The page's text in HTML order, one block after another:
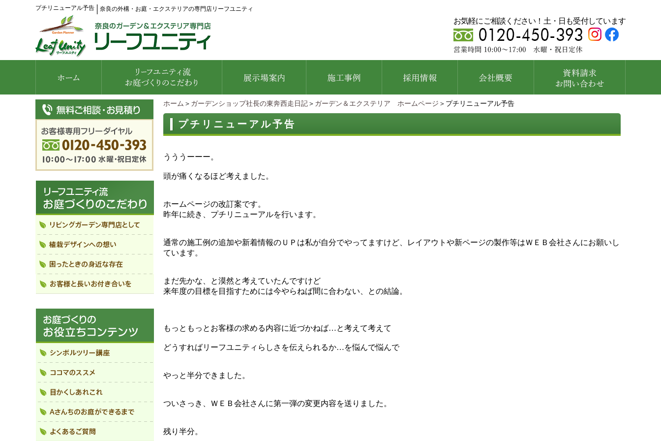
プチリニューアル予告 奈良の外構・お庭・エクステリアの専門店リーフユニティ
お気軽にご相談ください！土・日も受付しています
ホーム ＞ ガーデンショップ社長の東奔西走日記 ＞ ガーデン＆エクステリア ホームページ ＞プチリニューアル予告
プチリニューアル予告
うううーーー。
頭が痛くなるほど考えました。
ホームページの改訂案です。
昨年に続き、プチリニューアルを行います。
通常の施工例の追加や新着情報のＵＰは私が自分でやってますけど、レイアウトや新ページの製作等はＷＥＢ会社さんにお願いし
ています。
まだ先かな、と漠然と考えていたんですけど
来年度の目標を目指すためには今やらねば間に合わない、との結論。
もっともっとお客様の求める内容に近づかねば…と考えて考えて
どうすればリーフユニティらしさを伝えられるか…を悩んで悩んで
やっと半分できました。
ついさっき、ＷＥＢ会社さんに第一弾の変更内容を送りました。
残り半分。